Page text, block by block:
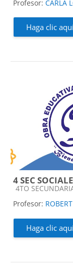
Profesor: CARLA
Haga clic
4 SEC
Categoría de
4TO
Profesor:
Haga clic